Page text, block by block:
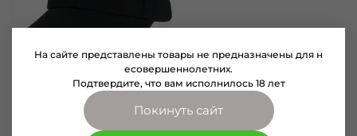
Бейсболка Exodus (105)
На сайте представлены товары не предназначены для н
есовершеннолетних.
Подтвердите, что вам исполнилось 18 лет
Покинуть сайт